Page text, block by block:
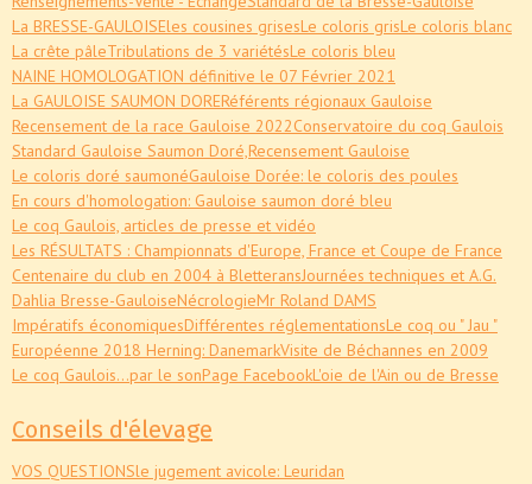
La BRESSE-GAULOISEles cousines grisesLe coloris grisLe coloris blanc
La crête pâleTribulations de 3 variétésLe coloris bleu
NAINE HOMOLOGATION définitive le 07 Février 2021
La GAULOISE SAUMON DORERéférents régionaux Gauloise
Recensement de la race Gauloise 2022Conservatoire du coq Gaulois
Standard Gauloise Saumon Doré,Recensement Gauloise
Le coloris doré saumonéGauloise Dorée: le coloris des poules
En cours d'homologation: Gauloise saumon doré bleu
Le coq Gaulois, articles de presse et vidéo
Les RÉSULTATS : Championnats d'Europe, France et Coupe de France
Centenaire du club en 2004 à BletteransJournées techniques et A.G.
Dahlia Bresse-GauloiseNécrologieMr Roland DAMS
Impératifs économiquesDifférentes réglementationsLe coq ou " Jau "
Européenne 2018 Herning: DanemarkVisite de Béchannes en 2009
Le coq Gaulois...par le sonPage FacebookL'oie de l'Ain ou de Bresse
Conseils d'élevage
VOS QUESTIONSle jugement avicole: Leuridan